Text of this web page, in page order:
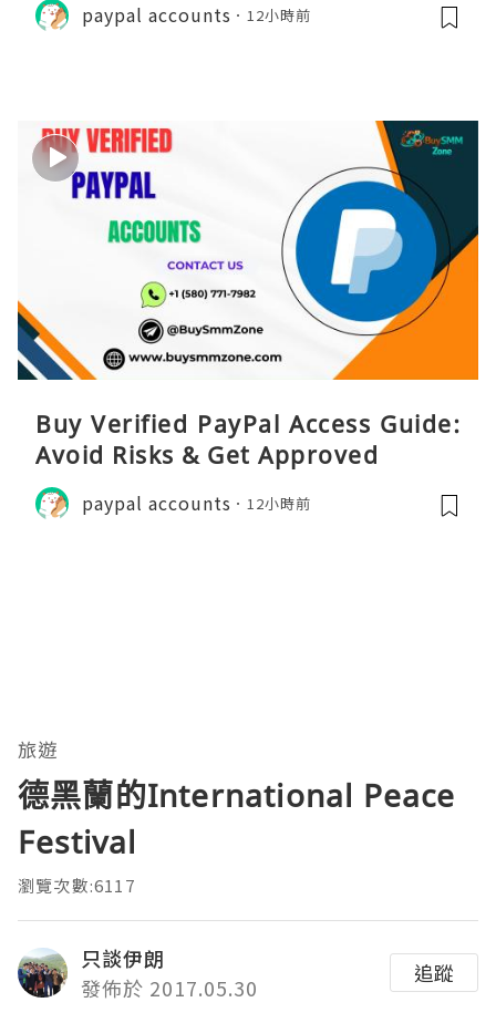
paypal accounts 12小時前
Buy Verified PayPal Access Guide:
Avoid Risks & Get Approved
paypal accounts 12小時前
旅遊
德黑蘭的International Peace
Festival
瀏覽次數:6117
只談伊朗
發佈於 2017.05.30
追蹤